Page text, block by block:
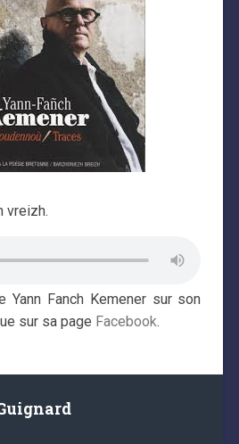
vreizh.
Yann Fanch Kemener sur son
sur sa page Facebook.